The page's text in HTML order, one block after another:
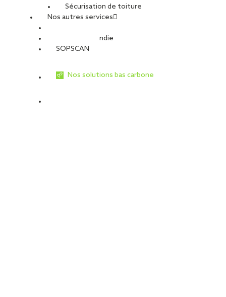
Sécurisation de toiture
Nos autres services
Sécurité Incendie
SOPSCAN
Nos solutions bas carbone